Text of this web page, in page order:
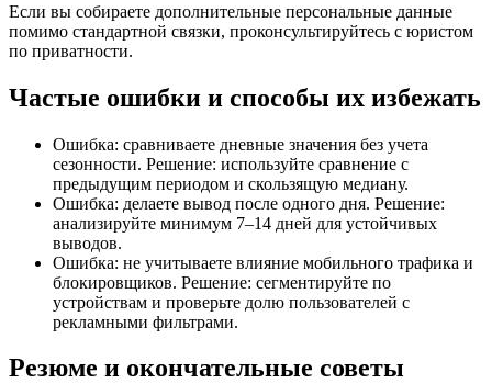
Если вы собираете дополнительные персональные данные
помимо стандартной связки, проконсультируйтесь с юристом
по приватности.
Частые ошибки и способы их избежать
Ошибка: сравниваете дневные значения без учета
сезонности. Решение: используйте сравнение с
предыдущим периодом и скользящую медиану.
Ошибка: делаете вывод после одного дня. Решение:
анализируйте минимум 7–14 дней для устойчивых
выводов.
Ошибка: не учитываете влияние мобильного трафика и
блокировщиков. Решение: сегментируйте по
устройствам и проверьте долю пользователей с
рекламными фильтрами.
Резюме и окончательные советы